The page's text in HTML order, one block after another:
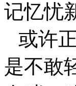
记忆忧
或许
是不敢